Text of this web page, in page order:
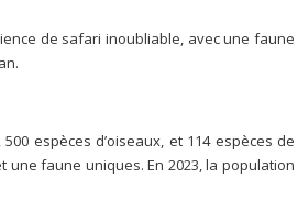
de safari inoubliable, avec une faune
espèces d’oiseaux, et 114 espèces de
faune uniques. En 2023, la population